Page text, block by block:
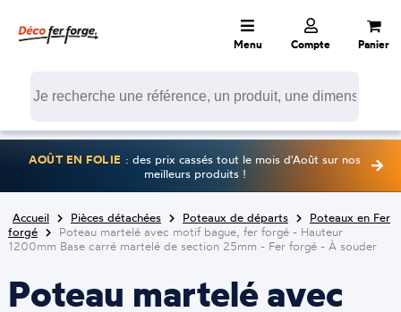
Menu Compte Panier
AOÛT EN FOLIE : des prix cassés tout le mois d'Août sur nos
meilleurs produits !
Accueil Pièces détachées Poteaux de départs
Poteaux en Fer
forgé
Poteau martelé avec motif bague, fer forgé - Hauteur
1200mm Base carré martelé de section 25mm - Fer forgé - À souder
Poteau martelé avec